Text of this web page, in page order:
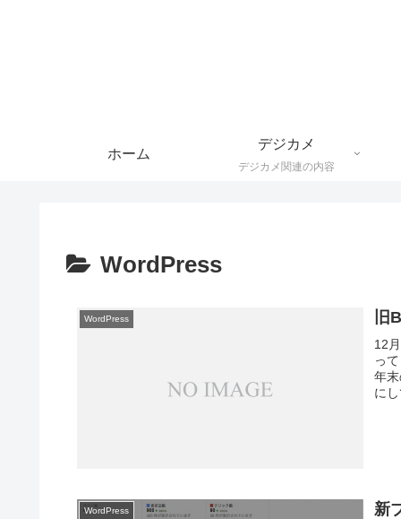
ホーム
デジカメ
デジカメ関連の内容
WordPress
WordPress 旧
12
っ
年
にし
WordPress
新